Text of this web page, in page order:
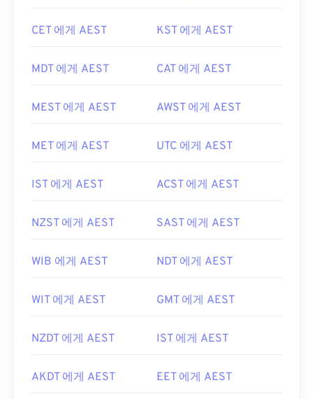
CET 에게 AEST KST 에게 AEST
MDT 에게 AEST CAT 에게 AEST
MEST 에게 AEST AWST 에게 AEST
MET 에게 AEST UTC 에게 AEST
IST 에게 AEST ACST 에게 AEST
NZST 에게 AEST SAST 에게 AEST
WIB 에게 AEST NDT 에게 AEST
WIT 에게 AEST GMT 에게 AEST
NZDT 에게 AEST IST 에게 AEST
AKDT 에게 AEST EET 에게 AEST